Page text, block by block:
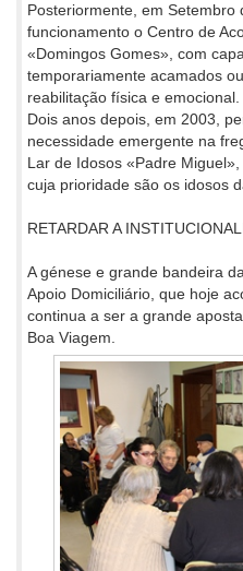
Posteriormente, em Setembro
funcionamento o Centro de
«Domingos Gomes», com
temporariamente acamados
reabilitação física e emocional.
Dois anos depois, em 2003,
necessidade emergente na
Lar de Idosos «Padre
cuja prioridade são os idosos
RETARDAR A
A génese e grande bandeira
Apoio Domiciliário, que hoje
continua a ser a grande
Boa Viagem.